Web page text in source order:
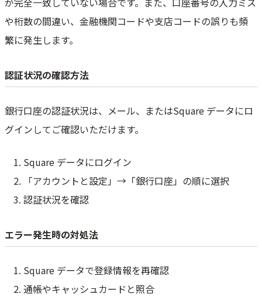
や桁数の間違い、金融機関コードや支店コードの誤りも頻
繁に発生します。
認証状況の確認方法
銀行口座の認証状況は、メール、またはSquare データにロ
グインしてご確認いただけます。
Square データにログイン
「アカウントと設定」→「銀行口座」の順に選択
認証状況を確認
エラー発生時の対処法
Square データで登録情報を再確認
通帳やキャッシュカードと照合